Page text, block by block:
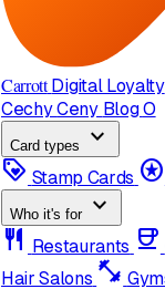
Carrott Digital Loyalty
CechyCeny BlogO
Card types
expand_more
loyalty Stamp Cards stars
Who it's for expand_more
restaurant Restaurants coffee
Hair Salons fitness_center